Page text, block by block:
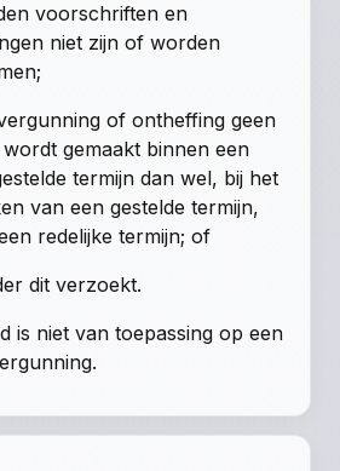
voorschriften en
niet zijn of worden
of ontheffing geen
gemaakt binnen een
termijn dan wel, bij het
van een gestelde termijn,
redelijke termijn; of
dit verzoekt.
is niet van toepassing op een